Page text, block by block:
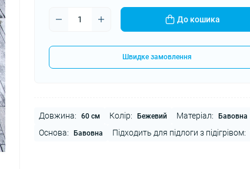
До кошика
Швидке замовлення
Довжина: 60 см Колір: Бежевий Матеріал: Бавовна
Основа: Бавовна Підходить для підлоги з підігрівом: